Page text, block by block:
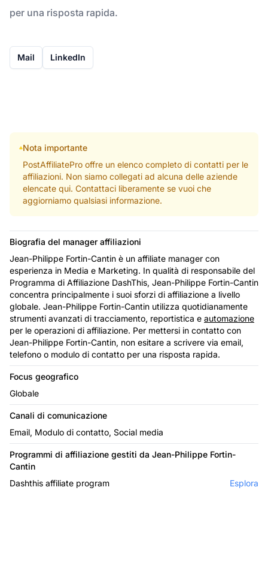
per una risposta rapida.
Mail LinkedIn
Nota importante
PostAffiliatePro offre un elenco completo di contatti per le
affiliazioni. Non siamo collegati ad alcuna delle aziende
elencate qui. Contattaci liberamente se vuoi che
aggiorniamo qualsiasi informazione.
Biografia del manager affiliazioni
Jean-Philippe Fortin-Cantin è un affiliate manager con
esperienza in Media e Marketing. In qualità di responsabile del
Programma di Affiliazione DashThis, Jean-Philippe Fortin-Cantin
concentra principalmente i suoi sforzi di affiliazione a livello
globale. Jean-Philippe Fortin-Cantin utilizza quotidianamente
strumenti avanzati di tracciamento, reportistica e automazione
per le operazioni di affiliazione. Per mettersi in contatto con
Jean-Philippe Fortin-Cantin, non esitare a scrivere via email,
telefono o modulo di contatto per una risposta rapida.
Focus geografico
Globale
Canali di comunicazione
Email, Modulo di contatto, Social media
Programmi di affiliazione gestiti da Jean-Philippe Fortin-
Cantin
Dashthis affiliate program
Esplora